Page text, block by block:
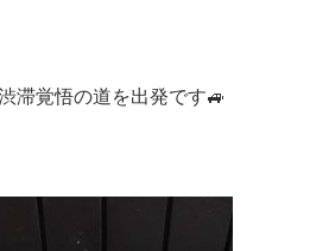
滞覚悟の道を出発です🚙